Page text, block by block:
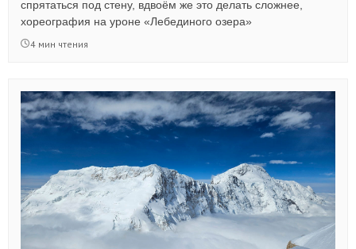
спрятаться под стену, вдвоём же это делать сложнее,
хореография на уроне «Лебединого озера»
4 мин чтения